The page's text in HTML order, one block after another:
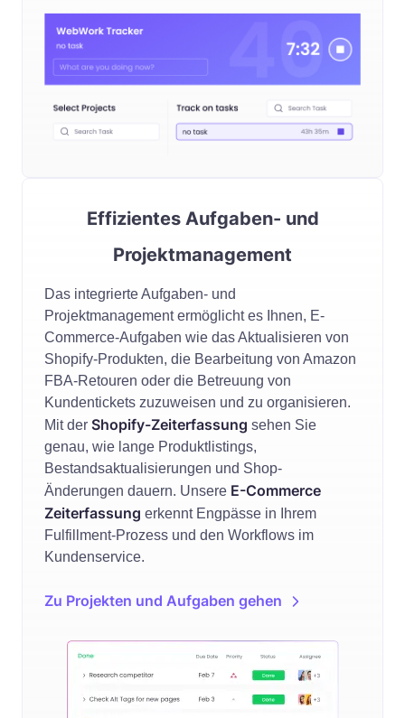
Effizientes Aufgaben- und
Projektmanagement
Das integrierte Aufgaben- und
Projektmanagement ermöglicht es Ihnen, E-
Commerce-Aufgaben wie das Aktualisieren von
Shopify-Produkten, die Bearbeitung von Amazon
FBA-Retouren oder die Betreuung von
Kundentickets zuzuweisen und zu organisieren.
Mit der Shopify-Zeiterfassung sehen Sie
genau, wie lange Produktlistings,
Bestandsaktualisierungen und Shop-
Änderungen dauern. Unsere E-Commerce
Zeiterfassung erkennt Engpässe in Ihrem
Fulfillment-Prozess und den Workflows im
Kundenservice.
Zu Projekten und Aufgaben gehen